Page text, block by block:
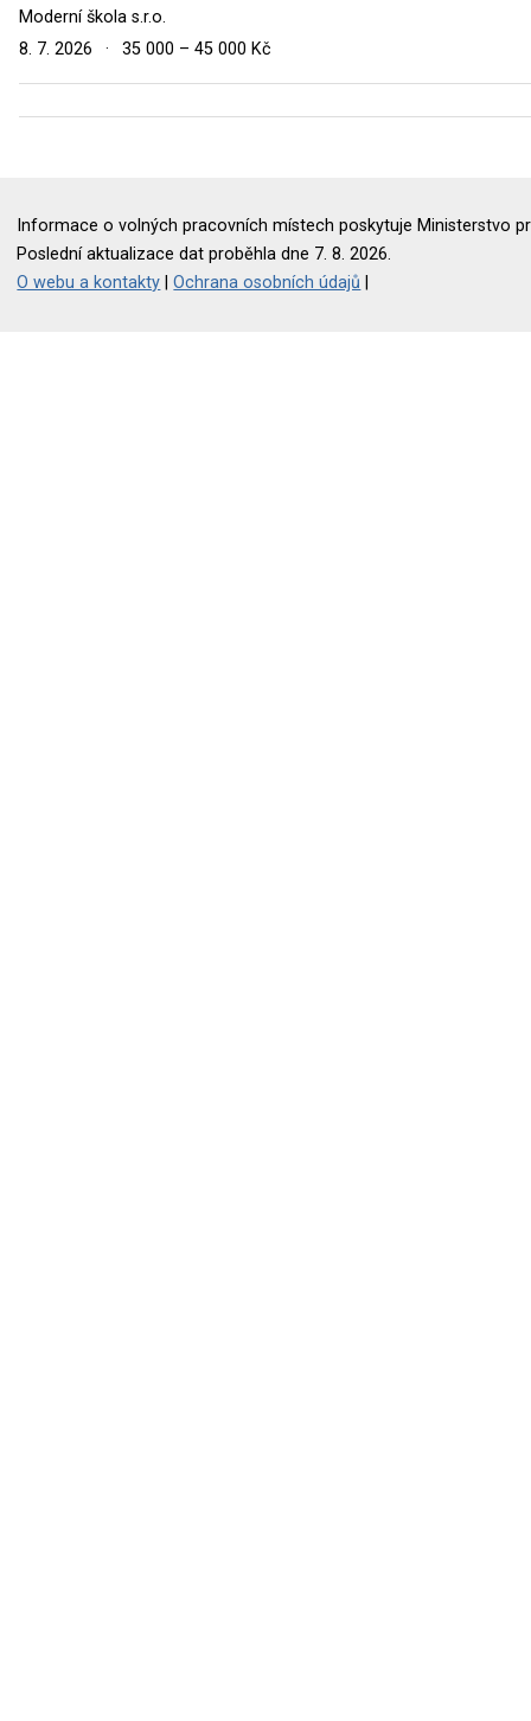
Moderní škola s.r.o.
8. 7. 2026
· 35 000 – 45 000 Kč
Informace o volných pracovních místech poskytuje Ministerstvo
Poslední aktualizace dat proběhla dne 7. 8. 2026.
O webu a kontakty |Ochrana osobních údajů